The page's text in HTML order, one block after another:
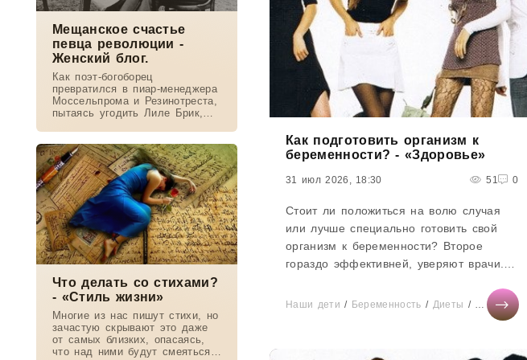
Мещанское счастье
певца революции -
Женский блог.
Как поэт-богоборец
превратился в пиар-менеджера
Моссельпрома и Резинотреста,
пытаясь угодить Лиле Брик,
стал советским буржуа, а не
вторым
Что делать со стихами?
- «Стиль жизни»
Многие из нас пишут стихи, но
зачастую скрывают это даже
от самых близких, опасаясь,
что над ними будут смеяться
Как подготовить организм к
беременности? - «Здоровье»
31 июл 2026, 18:30 51 0
Стоит ли положиться на волю случая
или лучше специально готовить свой
организм к беременности? Второе
гораздо эффективней, уверяют врачи.
подготовки вероятность стать...
Наши дети / Беременность / Диеты / Отношения